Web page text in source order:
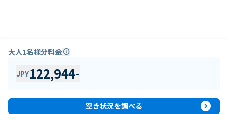
大人1名様分料金info
JPY122,944-
空き状況を調べる expand_circle_right